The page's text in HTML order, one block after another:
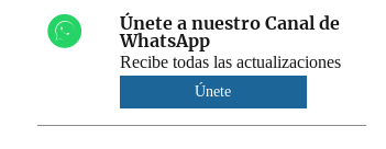
Únete a nuestro Canal de
WhatsApp
Recibe todas las actualizaciones
Únete